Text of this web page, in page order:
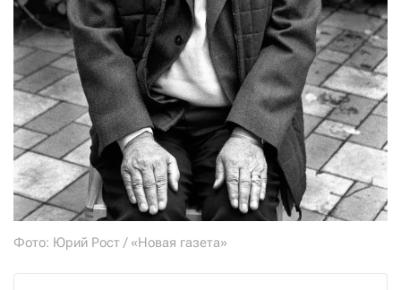
Фото: Юрий Рост / «Новая газета»